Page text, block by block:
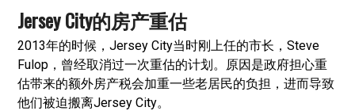
Jersey City的房产重估
2013年的时候，Jersey City当时刚上任的市长，Steve
Fulop，曾经取消过一次重估的计划。原因是政府担心重
估带来的额外房产税会加重一些老居民的负担，进而导致
他们被迫搬离Jersey City。